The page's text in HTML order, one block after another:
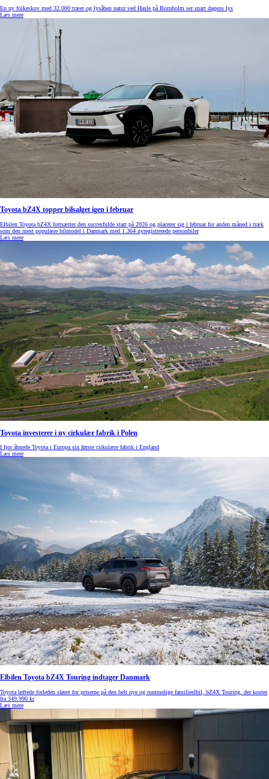
En ny folkeskov med 32.000 træer og lysåben natur ved Hasle på Bornholm ser snart dagens lys
Læs mere
Toyota bZ4X topper bilsalget igen i februar
Elbilen Toyota bZ4X fortsætter den succesfulde start på 2026 og placerer sig i februar for anden måned i træk
som den mest populære bilmodel i Danmark med 1.364 nyregistrerede personbiler
Læs mere
Toyota investerer i ny cirkulær fabrik i Polen
I fjor åbnede Toyota i Europa sin første cirkulære fabrik i England
Læs mere
Elbilen Toyota bZ4X Touring indtager Danmark
Toyota løftede forleden sløret for priserne på den helt nye og rummelige familieelbil, bZ4X Touring, der koster
fra 349.990 kr
Læs mere